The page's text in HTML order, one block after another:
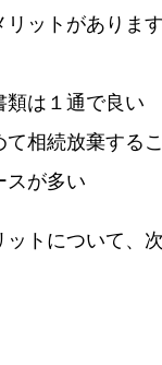
ットがあります
類は１通で良い
て相続放棄する
スが多い
ットについて、